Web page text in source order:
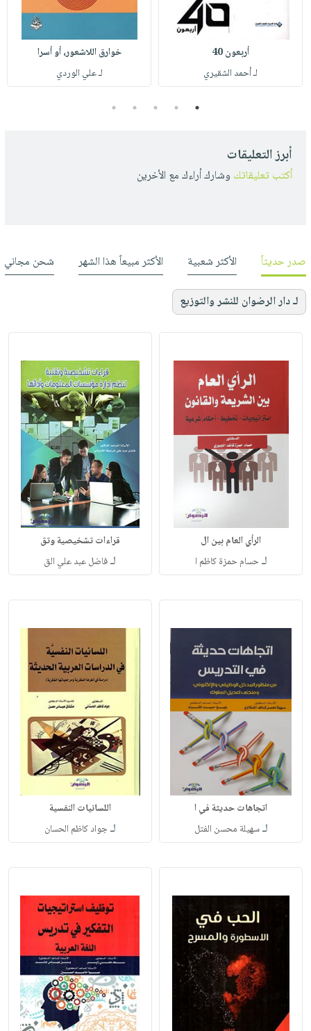
أربعون 40
لـ أحمد الشقيري
خوارق اللاشعور، أو أسرا
لـ علي الوردي
1
2
3
4
5
أبرز التعليقات
أكتب تعليقاتك وشارك أراءك مع الأخرين
صدر حديثاً الأكثر شعبية الأكثر مبيعاً هذا الشهر شحن مجاني
لـ دار الرضوان للنشر والتوزيع
الرأي العام بين ال
لـحسام حمزة كاظم ا
قراءات تشخيصية وتق
لـفاضل عبد علي الق
اتجاهات حديثة في ا
لـسهيلة محسن الفتل
اللسانيات النفسية
لـجواد كاظم الحسان